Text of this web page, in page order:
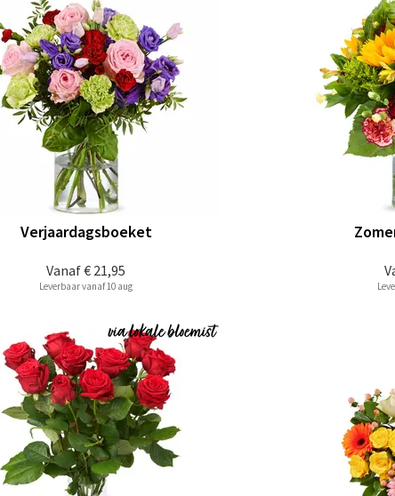
Vanaf€ 21,95
Verjaardagsboeket
Leverbaar vanaf 10 aug